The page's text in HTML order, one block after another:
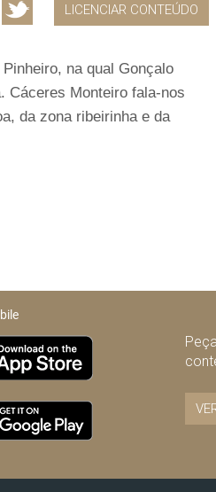
LICENCIAR CONTEÚDO
na qual Gonçalo
Cáceres Monteiro fala-nos
da zona ribeirinha e da